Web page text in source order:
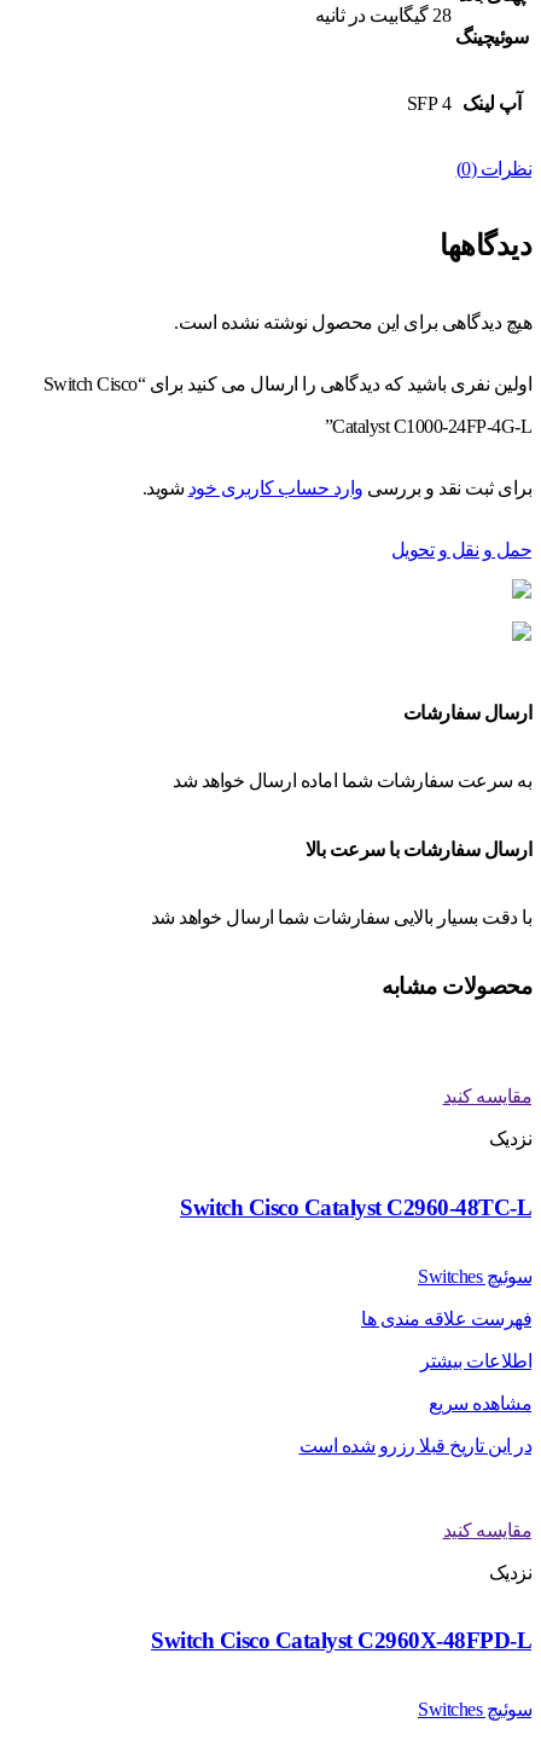
سوئیچینگ
28 گیگابیت در ثانیه
آپ لینک 4 SFP
نظرات (0)
دیدگاهها
هیچ دیدگاهی برای این محصول نوشته نشده است.
اولین نفری باشید که دیدگاهی را ارسال می کنید برای “Switch Cisco
Catalyst C1000-24FP-4G-L”
برای ثبت نقد و بررسی وارد حساب کاربری خود شوید.
حمل و نقل و تحویل
ارسال سفارشات
به سرعت سفارشات شما اماده ارسال خواهد شد
ارسال سفارشات با سرعت بالا
با دقت بسیار بالایی سفارشات شما ارسال خواهد شد
محصولات مشابه
مقایسه کنید
نزدیک
Switch Cisco Catalyst C2960-48TC-L
سوئیچ Switches
فهرست علاقه مندی ها
اطلاعات بیشتر
مشاهده سریع
در این تاریخ قبلا رزرو شده است
مقایسه کنید
نزدیک
Switch Cisco Catalyst C2960X-48FPD-L
سوئیچ Switches